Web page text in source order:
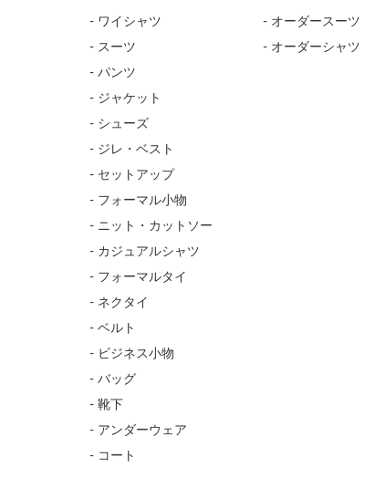
- ワイシャツ
- スーツ
- パンツ
- ジャケット
- シューズ
- ジレ・ベスト
- セットアップ
- フォーマル小物
- ニット・カットソー
- カジュアルシャツ
- フォーマルタイ
- ネクタイ
- ベルト
- ビジネス小物
- バッグ
- 靴下
- アンダーウェア
- コート
- オーダースーツ
- オーダーシャツ